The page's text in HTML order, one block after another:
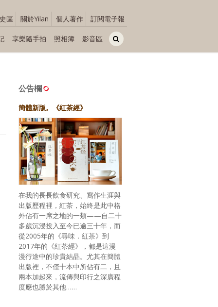
區 關於Yilan 個人著作 訂閱電子報
享樂隨手拍 照相簿 影音區
公告欄
簡體新版。《紅茶經》
在我的長長飲食研究、寫作生涯與
出版歷程裡，紅茶，始終是此中格
外佔有一席之地的一類——自二十
多歲沉浸投入至今已逾三十年，而
從2005年的《尋味．紅茶》到
2017年的《紅茶經》，都是這漫
漫行途中的珍貴結晶。尤其在簡體
出版裡，不僅十本中所佔有二，且
兩本加起來，流傳與印行之深廣程
度應也勝於其他……